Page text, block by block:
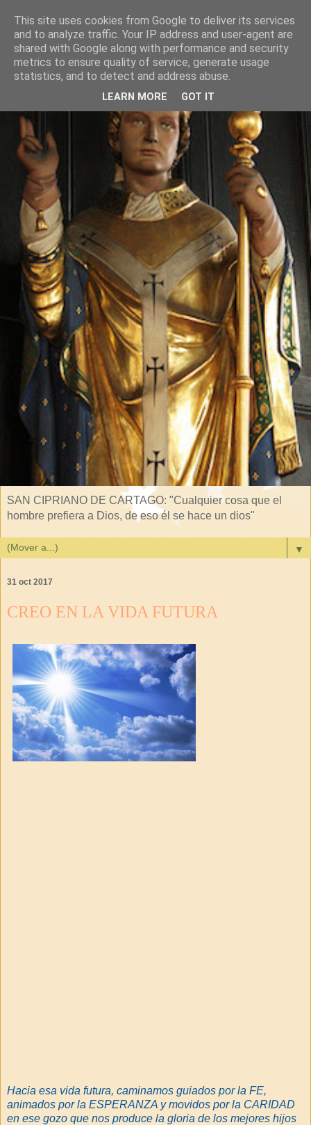
SAN CIPRIANO DE CARTAGO: "Cualquier cosa que el
hombre prefiera a Dios, de eso él se hace un dios"
▼
31 oct 2017
CREO EN LA VIDA FUTURA
Hacia esa vida futura, caminamos guiados por la FE,
animados por la ESPERANZA y movidos por la CARIDAD
en ese gozo que nos produce la gloria de los mejores hijos
This site uses cookies from Google to deliver its services
and to analyze traffic. Your IP address and user-agent are
shared with Google along with performance and security
metrics to ensure quality of service, generate usage
statistics, and to detect and address abuse.
LEARN MORE GOT IT